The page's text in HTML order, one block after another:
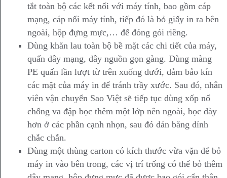
tắt toàn bộ các kết nối với máy tính, bao gồm cáp
mạng, cáp nối máy tính, tiếp đó là bỏ giấy in ra bên
ngoài, hộp đựng mực,… để đóng gói riêng.
Dùng khăn lau toàn bộ bề mặt các chi tiết của máy,
quấn dây mạng, dây nguồn gọn gàng. Dùng màng
PE quấn lần lượt từ trên xuống dưới, đảm bảo kín
các mặt của máy in để tránh trầy xước. Sau đó, nhân
viên vận chuyển Sao Việt sẽ tiếp tục dùng xốp nổ
chống va đập bọc thêm một lớp nên ngoài, bọc dày
hơn ở các phần cạnh nhọn, sau đó dán băng dính
chắc chắn.
Dùng một thùng carton có kích thước vừa vặn để bỏ
máy in vào bên trong, các vị trí trống có thể bỏ thêm